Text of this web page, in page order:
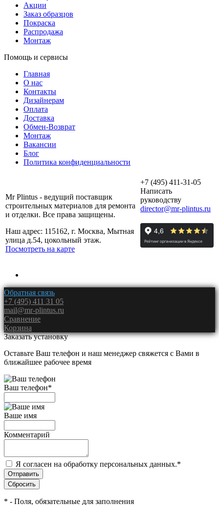
Акции
Заказ образцов
Покраска
Распродажа
Монтаж
Помощь и сервисы
Главная
О нас
Контакты
Дизайнерам
Оплата
Доставка
Обмен-Возврат
Монтаж
Вакансии
Блог
Политика конфиденциальности
Mr Plintus - ведущий поставщик
строительных материалов для ремонта
и отделки. Все права защищены.
Наш адрес: 115162, г. Москва, Мытная
улица д.54, цокольный этаж.
Посмотреть на карте
+7 (495) 411-31-05
Написать
руководству
director@mr-plintus.ru
Обратная связь
+7 (495) 411 31 05
mail@mr-plintus.ru
Сравнение
Корзина
Заказать установку
Оставьте Ваш телефон и наш менеджер свяжется с Вами в
ближайшее рабочее время
Ваш телефон*
Ваше имя
Комментарий
Я согласен на обработку персональных данных.*
* - Поля, обязательные для заполнения